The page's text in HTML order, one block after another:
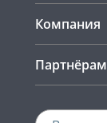
Компания
Партнёрам